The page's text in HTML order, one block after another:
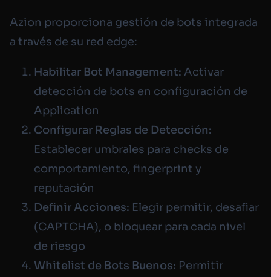
Azion proporciona gestión de bots integrada
a través de su red edge:
Habilitar Bot Management: Activar
detección de bots en configuración de
Application
Configurar Reglas de Detección:
Establecer umbrales para checks de
comportamiento, fingerprint y
reputación
Definir Acciones: Elegir permitir, desafiar
(CAPTCHA), o bloquear para cada nivel
de riesgo
Whitelist de Bots Buenos: Permitir